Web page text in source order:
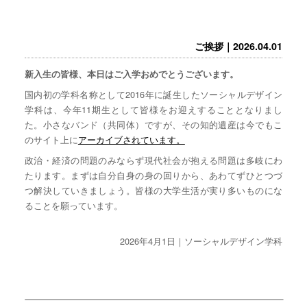
ご挨拶｜2026.04.01
新入生の皆様、本日はご入学おめでとうございます。
国内初の学科名称として2016年に誕生したソーシャルデザイン
学科は、今年11期生として皆様をお迎えすることとなりまし
た。小さなバンド（共同体）ですが、その知的遺産は今でもこ
のサイト上にアーカイブされています。
政治・経済の問題のみならず現代社会が抱える問題は多岐にわ
たります。まずは自分自身の身の回りから、あわてずひとつづ
つ解決していきましょう。皆様の大学生活が実り多いものにな
ることを願っています。
2026年4月1日｜ソーシャルデザイン学科